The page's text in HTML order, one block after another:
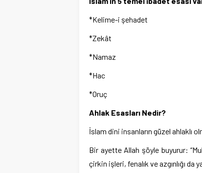
*Kelime-i şehadet
*Zekât
*Namaz
*Hac
*Oruç
Ahlak Esasları Nedir?
İslam dini insanların güzel ahlaklı
Bir ayette Allah şöyle buyurur:
çirkin işleri, fenalık ve azgınlığı da